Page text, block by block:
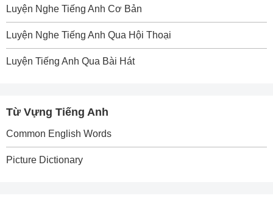
Luyện Nghe Tiếng Anh Cơ Bản
Luyện Nghe Tiếng Anh Qua Hội Thoại
Luyện Tiếng Anh Qua Bài Hát
Từ Vựng Tiếng Anh
Common English Words
Picture Dictionary